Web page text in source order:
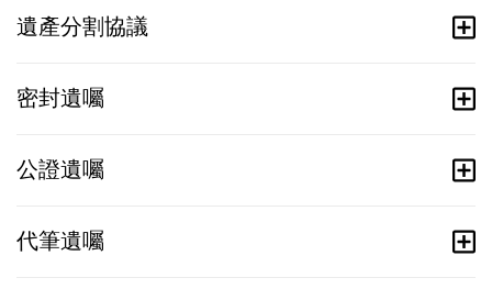
遺產分割協議
密封遺囑
公證遺囑
代筆遺囑